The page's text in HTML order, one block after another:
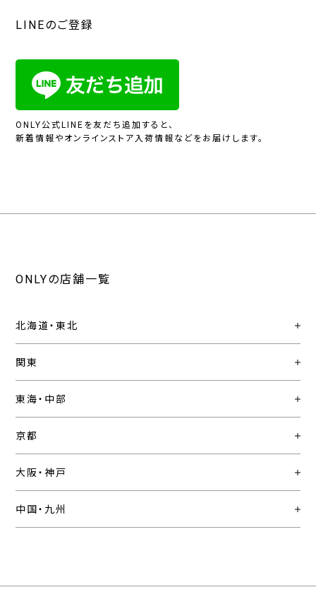
LINEのご登録
ONLY公式LINEを友だち追加すると、
新着情報やオンラインストア入荷情報などをお届けします。
ONLYの店舗一覧
北海道・東北
関東
東海・中部
京都
大阪・神戸
中国・九州